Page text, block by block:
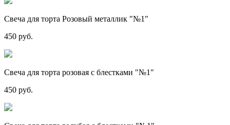
Свеча для торта Розовый металлик "№1"
450 руб.
Свеча для торта розовая с блестками "№1"
450 руб.